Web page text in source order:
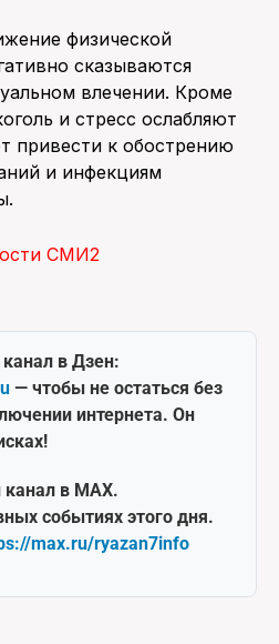
физической
сказываются
влечении. Кроме
и стресс ослабляют
привести к обострению
и инфекциям
СМИ2
в Дзен:
— чтобы не остаться без
интернета. Он
канал в MAX.
событиях этого дня.
max.ru/ryazan7info